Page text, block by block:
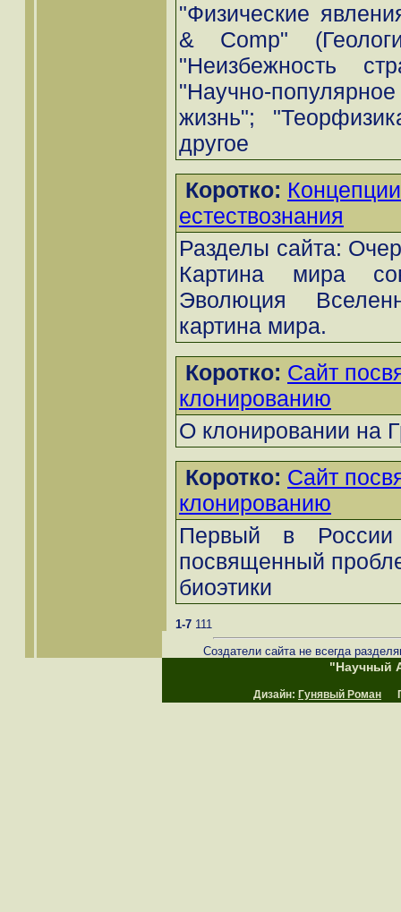
"Физические
& Comp"
"Неизбежность
"Научно-
жизнь";
другое
Коротко:
естествознания
Разделы сайта:
Картина мира
Эволюция
картина мира.
Коротко: Сайт
клонированию
О клонировании на
Коротко: Сайт
клонированию
Первый в России
посвященный
биоэтики
1-7 111
Создатели сайта не всегда
"Научный
Дизайн: Гунявый Роман